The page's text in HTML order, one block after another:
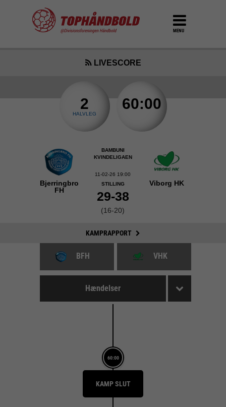
MENU
LIVESCORE
2
HALVLEG
60:00
Bjerringbro
FH
BAMBUNI
KVINDELIGAEN
11-02-26 19:00
STILLING
29-38
(16-20)
Viborg HK
KAMPRAPPORT
BFH VHK
Hændelser
60:00
KAMP SLUT